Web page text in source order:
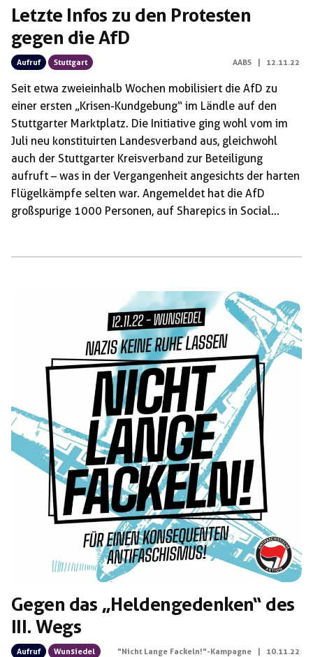
Letzte Infos zu den Protesten
gegen die AfD
Aufruf Stuttgart AABS 12.11.22
Seit etwa zweieinhalb Wochen mobilisiert die AfD zu
einer ersten „Krisen-Kundgebung“ im Ländle auf den
Stuttgarter Marktplatz. Die Initiative ging wohl vom im
Juli neu konstituirten Landesverband aus, gleichwohl
auch der Stuttgarter Kreisverband zur Beteiligung
aufruft – was in der Vergangenheit angesichts der harten
Flügelkämpfe selten war. Angemeldet hat die AfD
großspurige 1000 Personen, auf Sharepics in Social
letztlich 50, 500 oder gar doch die angemeldeten 1000
Rechten in Stuttgart einfinden sollten: Wir werden sie mit
unserem gemeinsamen und entschlossenen
antifaschistischen Widerstand konfrontieren und […]
Gegen das „Heldengedenken“ des
III. Wegs
Aufruf Wunsiedel "Nicht Lange Fackeln!"-Kampagne 10.11.22